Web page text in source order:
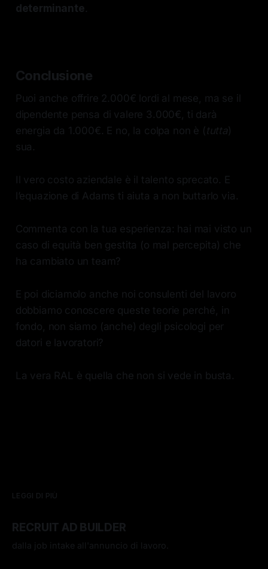
determinante.
Conclusione
Puoi anche offrire 2.000€ lordi al mese, ma se il
dipendente pensa di valere 3.000€, ti darà
energia da 1.000€. E no, la colpa non è ( tutta)
sua.
Il vero costo aziendale è il talento sprecato. E
l’equazione di Adams ti aiuta a non buttarlo via.
Commenta con la tua esperienza: hai mai visto un
caso di equità ben gestita (o mal percepita) che
ha cambiato un team?
E poi diciamolo anche noi consulenti del lavoro
dobbiamo conoscere queste teorie perché, in
fondo, non siamo (anche) degli psicologi per
datori e lavoratori?
La vera RAL è quella che non si vede in busta.
LEGGI DI PIÙ
RECRUIT AD BUILDER
dalla job intake all'annuncio di lavoro.